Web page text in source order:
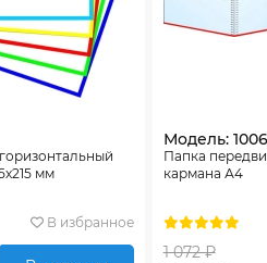
мм
В избранное
Модель:
Папка
кармана А4
1 072 ₽